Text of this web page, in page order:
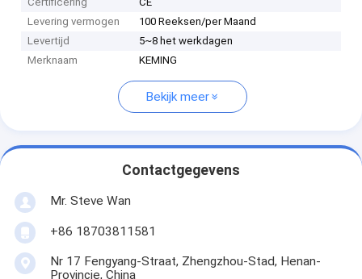
Levering vermogen
100 Reeksen/per Maand
Levertijd
5~8 het werkdagen
Merknaam
KEMING
Bekijk meer
Contactgegevens
Mr. Steve Wan
+86 18703811581
Nr 17 Fengyang-Straat, Zhengzhou-Stad, Henan-
Provincie, China